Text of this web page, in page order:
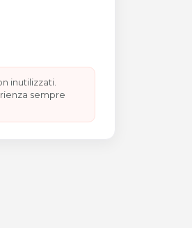
inutilizzati.
sempre